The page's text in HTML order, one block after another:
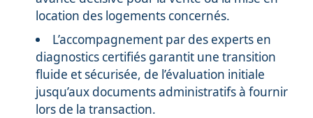
location des logements concernés.
L’accompagnement par des experts en
diagnostics certifiés garantit une transition
fluide et sécurisée, de l’évaluation initiale
jusqu’aux documents administratifs à fournir
lors de la transaction.